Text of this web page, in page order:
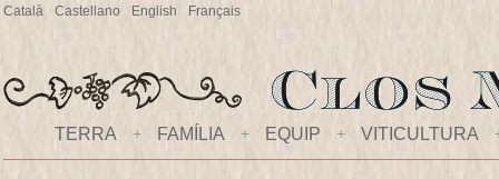
Català Castellano English Français
TERRA + FAMÍLIA + EQUIP + VITICULTURA